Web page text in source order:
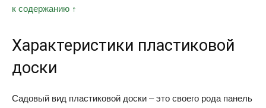
к содержанию ↑
Характеристики пластиковой
доски
Садовый вид пластиковой доски – это своего рода панель